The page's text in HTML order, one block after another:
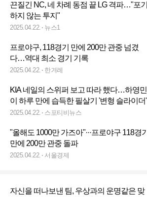
끈질긴 NC, 네 차례 동점 끝 LG 격파…"포기
하지 않는 투지"
2025.04.22. 뉴스1
프로야구, 118경기 만에 200만 관중 넘겼
다…역대 최소 경기 기록
2025.04.22. 한겨레
KIA 네일의 스위퍼 보고 따라 했다…하영민
이 하루 만에 습득한 필살기 '변형 슬라이더'
2025.04.22. 스포티비뉴스
"올해도 1000만 가즈아"···프로야구 118경기
만에 200만 관중 돌파
2025.04.22. 서울경제
자신을 떠나보낸 팀, 우상과의 운명같은 맞